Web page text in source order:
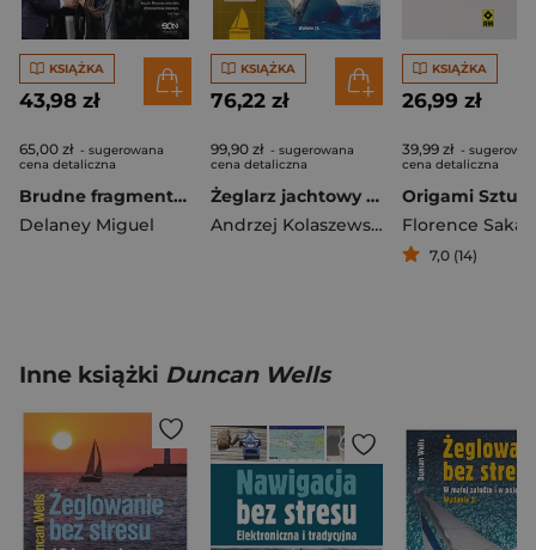
KSIĄŻKA
43,98 zł
65,00 zł - sugerowana
cena detaliczna
Brudne fragmenty gry. Jak sportswashing, chciwość i korupcja przejęły współczesny futbol
Delaney Miguel
KSIĄŻKA
76,22 zł
99,90 zł - sugerowana
cena detaliczna
Żeglarz jachtowy i jachtowy sternik morski
Andrzej Kolaszewski
Świdwiński
KSIĄŻKA
26,99 zł
39,99 zł -
cena detaliczna
Florence
7,0 (14)
Inne książki Duncan Wells